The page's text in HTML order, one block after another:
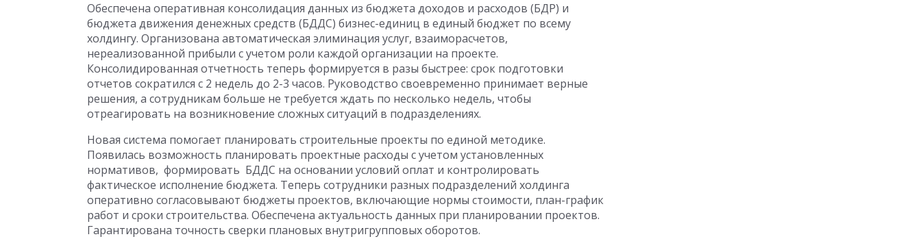
Обеспечена оперативная консолидация данных из бюджета доходов и расходов (БДР) и
бюджета движения денежных средств (БДДС) бизнес-единиц в единый бюджет по всему
холдингу. Организована автоматическая элиминация услуг, взаиморасчетов,
нереализованной прибыли с учетом роли каждой организации на проекте.
Консолидированная отчетность теперь формируется в разы быстрее: срок подготовки
отчетов сократился с 2 недель до 2-3 часов. Руководство своевременно принимает верные
решения, а сотрудникам больше не требуется ждать по несколько недель, чтобы
отреагировать на возникновение сложных ситуаций в подразделениях.
Новая система помогает планировать строительные проекты по единой методике.
Появилась возможность планировать проектные расходы с учетом установленных
нормативов, формировать БДДС на основании условий оплат и контролировать
фактическое исполнение бюджета. Теперь сотрудники разных подразделений холдинга
оперативно согласовывают бюджеты проектов, включающие нормы стоимости, план-график
работ и сроки строительства. Обеспечена актуальность данных при планировании проектов.
Гарантирована точность сверки плановых внутригрупповых оборотов.